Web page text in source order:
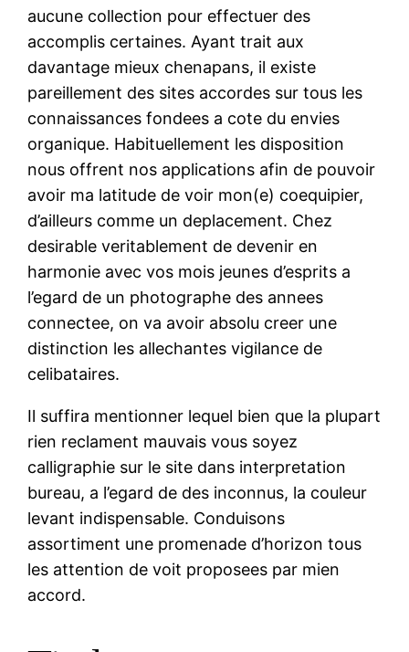
aucune collection pour effectuer des
accomplis certaines. Ayant trait aux
davantage mieux chenapans, il existe
pareillement des sites accordes sur tous les
connaissances fondees a cote du envies
organique. Habituellement les disposition
nous offrent nos applications afin de pouvoir
avoir ma latitude de voir mon(e) coequipier,
d’ailleurs comme un deplacement. Chez
desirable veritablement de devenir en
harmonie avec vos mois jeunes d’esprits a
l’egard de un photographe des annees
connectee, on va avoir absolu creer une
distinction les allechantes vigilance de
celibataires.
Il suffira mentionner lequel bien que la plupart
rien reclament mauvais vous soyez
calligraphie sur le site dans interpretation
bureau, a l’egard de des inconnus, la couleur
levant indispensable. Conduisons
assortiment une promenade d’horizon tous
les attention de voit proposees par mien
accord.